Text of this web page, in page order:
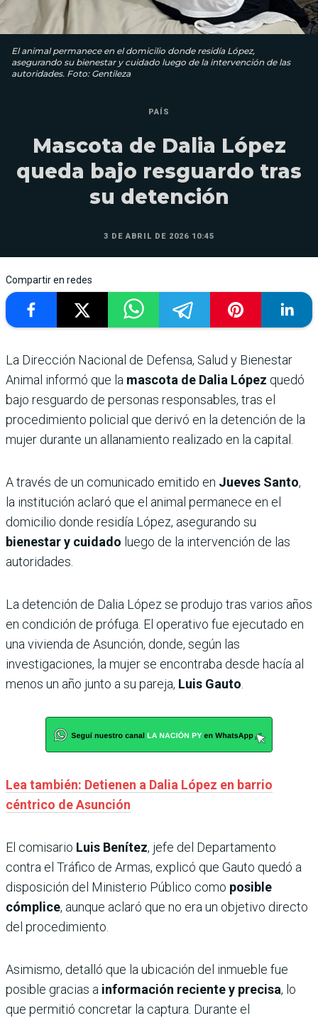
El animal permanece en el domicilio donde residía López,
asegurando su bienestar y cuidado luego de la intervención de las
autoridades. Foto: Gentileza
PAÍS
Mascota de Dalia López
queda bajo resguardo tras
su detención
3 DE ABRIL DE 2026 10:45
Compartir en redes
La Dirección Nacional de Defensa, Salud y Bienestar
Animal informó que la mascota de Dalia López quedó
bajo resguardo de personas responsables, tras el
procedimiento policial que derivó en la detención de la
mujer durante un allanamiento realizado en la capital.
A través de un comunicado emitido en Jueves Santo,
la institución aclaró que el animal permanece en el
domicilio donde residía López, asegurando su
bienestar y cuidado luego de la intervención de las
autoridades.
La detención de Dalia López se produjo tras varios años
en condición de prófuga. El operativo fue ejecutado en
una vivienda de Asunción, donde, según las
investigaciones, la mujer se encontraba desde hacía al
menos un año junto a su pareja, Luis Gauto.
Lea también: Detienen a Dalia López en barrio
céntrico de Asunción
El comisario Luis Benítez, jefe del Departamento
contra el Tráfico de Armas, explicó que Gauto quedó a
disposición del Ministerio Público como posible
cómplice, aunque aclaró que no era un objetivo directo
del procedimiento.
Asimismo, detalló que la ubicación del inmueble fue
posible gracias a información reciente y precisa, lo
que permitió concretar la captura. Durante el